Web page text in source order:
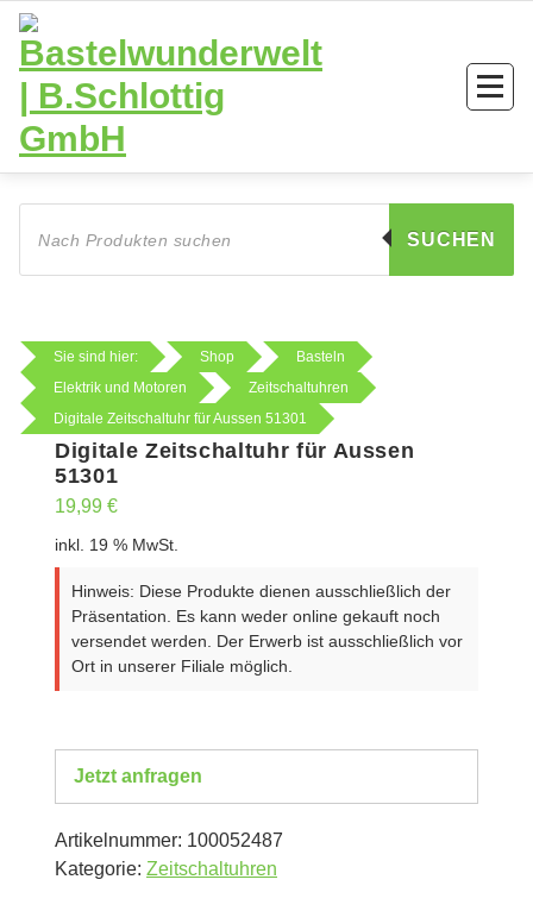
Zum
Inhalt
springen
Products
search
SUCHEN
Sie sind hier: Shop
Basteln
Elektrik und Motoren
Zeitschaltuhren
Digitale Zeitschaltuhr für Aussen 51301
Digitale Zeitschaltuhr für Aussen
51301
19,99 €
inkl. 19 % MwSt.
Hinweis: Diese Produkte dienen ausschließlich der
Präsentation. Es kann weder online gekauft noch
versendet werden. Der Erwerb ist ausschließlich vor
Ort in unserer Filiale möglich.
Jetzt anfragen
Artikelnummer: 100052487
Kategorie: Zeitschaltuhren